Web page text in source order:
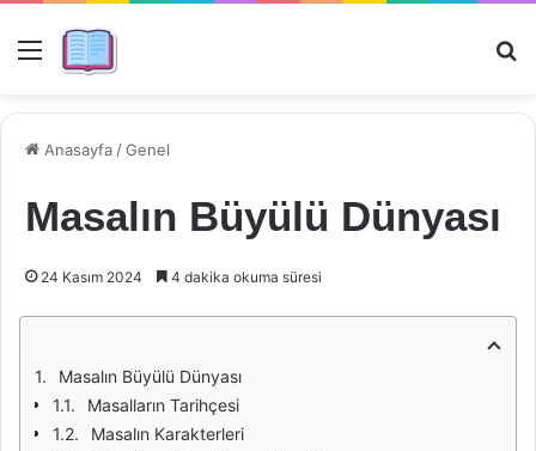
Menü
Anasayfa /Genel
Masalın Büyülü Dünyası
24 Kasım 2024 4 dakika okuma süresi
Masalın Büyülü Dünyası
Masalların Tarihçesi
Masalın Karakterleri